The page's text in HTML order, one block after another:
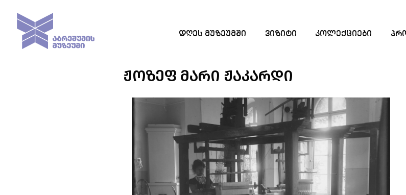
ᲓᲦᲔᲡ ᲛᲣᲖᲔᲣᲛᲨᲘ ᲕᲘᲖᲘᲢᲘ ᲙᲝᲚᲔᲥᲪᲘᲔᲑᲘ
ᲟᲝᲖᲔᲤ ᲛᲐᲠᲘ ᲟᲐᲙᲐᲠᲓᲘ